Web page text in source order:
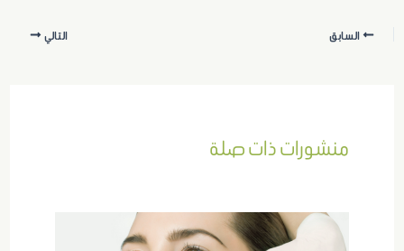
السابق التالي
منشورات ذات صلة